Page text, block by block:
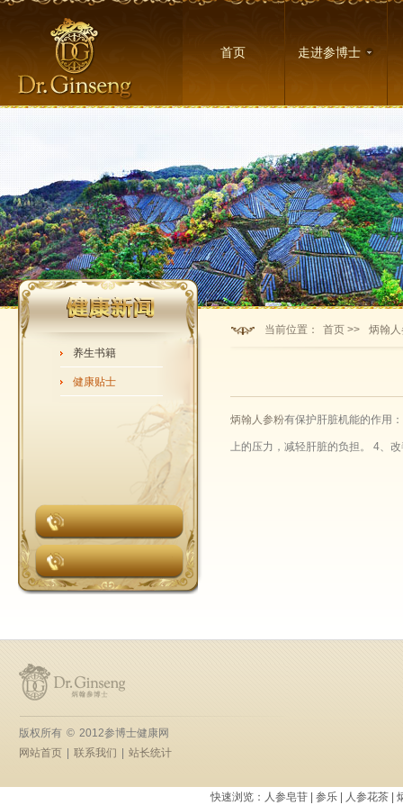
首页 走进参博士
养生书籍
健康贴士
当前位置： 首页 >> 炳翰
炳翰人参粉有保护肝脏机能的作用
上的压力，减轻肝脏的负担。 4、
版权所有 © 2012参博士健康网
网站首页
联系我们 站长统计
快速浏览： 人参皂苷 |参乐 人参花茶 |